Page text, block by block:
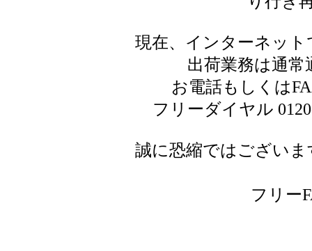
現在、インターネッ
出荷業務は通
お電話もしくは
フリーダイヤル
誠に恐縮ではござい
フリー